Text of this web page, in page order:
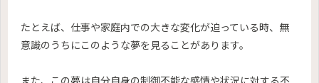
たとえば、仕事や家庭内での大きな変化が迫っている時、無
意識のうちにこのような夢を見ることがあります。